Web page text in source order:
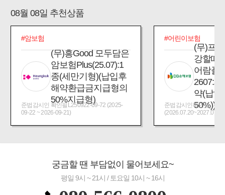
08월 08일 추천상품
#암보험
(무)흥Good 모두담은
암보험Plus(25.07):1
종(세만기형)(납입후
해약환급금지급형의
50%지급형)
준법감시인 확인필L250922-09-72 (2025-
09-22 ~ 2026-09-21)
#어린이보험
(무)프
강할때
어람플
2607:
약(납입
50%))
준법감시인확인필_제
궁금할 땐 부담없이 물어보세요~
평일 9시 ~ 21시 / 토요일 10시 ~ 16시